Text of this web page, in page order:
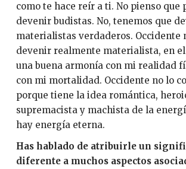
como te hace reír a ti. No pienso que
devenir budistas. No, tenemos que
materialistas verdaderos. Occidente
devenir realmente materialista, en
una buena armonía con mi realidad
con mi mortalidad. Occidente no lo
porque tiene la idea romántica,
supremacista y machista de la
hay energía eterna.
Has hablado de atribuirle un
diferente a muchos aspectos